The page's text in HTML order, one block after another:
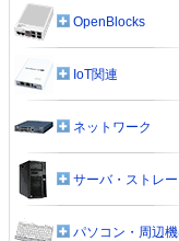
OpenBlocks
IoT関連
ネットワーク
サーバ・ストレ
パソコン・周辺